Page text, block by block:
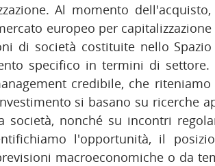
Al momento
europeo per
di società costituite nello
specifico in termini di
credibile, che
si basano su ricerche
società, nonché su incontri
l'opportunità, il
macroeconomiche o da